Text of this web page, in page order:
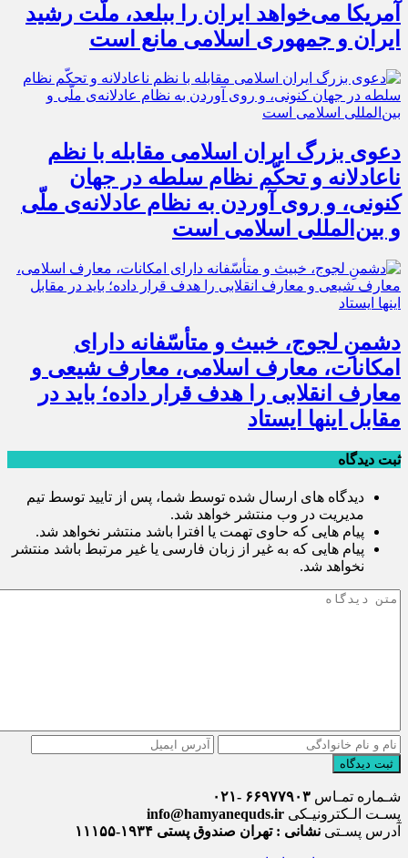
آمریکا می‌خواهد ایران را ببلعد، ملّت رشید
ایران و جمهوری اسلامی مانع است
دعوی بزرگ ایران اسلامی مقابله با نظم
ناعادلانه و تحکّم نظام سلطه در جهان
کنونی، و روی آوردن به نظام عادلانه‌ی ملّی
و بین‌المللی اسلامی است
دشمنِ لجوج، خبیث و متأسّفانه دارای
امکانات، معارف اسلامی، معارف شیعی و
معارف انقلابی را هدف قرار داده؛ باید در
مقابل اینها ایستاد
ثبت دیدگاه
دیدگاه های ارسال شده توسط شما، پس از تایید توسط تیم
مدیریت در وب منتشر خواهد شد.
پیام هایی که حاوی تهمت یا افترا باشد منتشر نخواهد شد.
پیام هایی که به غیر از زبان فارسی یا غیر مرتبط باشد منتشر
نخواهد شد.
ثبت دیدگاه
شـماره تمـاس ۶۶۹۷۷۹۰۳ -۰۲۱
پسـت الـکترونیـکی info@hamyanequds.ir
آدرس پسـتی نشانی : تهران صندوق پستی ۱۹۳۴-۱۱۱۵۵